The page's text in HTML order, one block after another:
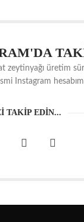
zeytinyağı üretim
Instagram
TAKİP EDİN...